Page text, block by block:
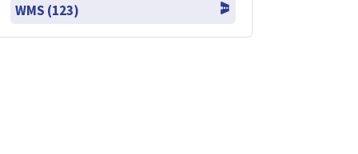
WMS (123)